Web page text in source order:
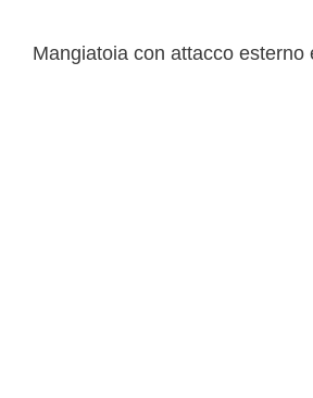
Mangiatoia con attacco esterno